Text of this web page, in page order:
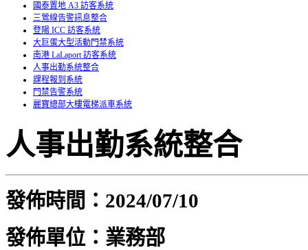
國泰置地 A3 訪客系統
三鶯線告警訊息整合
登陽 ICC 訪客系統
大巨蛋大型活動門禁系統
南港 LaLaport 訪客系統
人事出勤系統整合
課程報到系統
門禁告警系統
麗寶總部大樓電梯派車系統
人事出勤系統整合
發佈時間：2024/07/10
發佈單位：業務部